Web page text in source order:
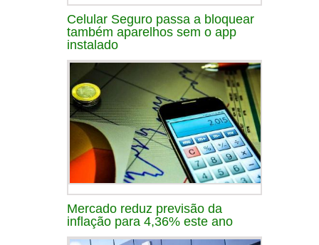
Celular Seguro passa a bloquear
também aparelhos sem o app
instalado
Mercado reduz previsão da
inflação para 4,36% este ano